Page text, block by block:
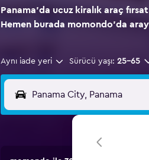
Panama'da ucuz kiralık araç
Hemen burada momondo'da
Aynı iade yeri Sürücü yaşı: 25-65